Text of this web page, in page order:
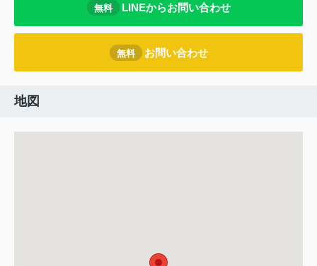
無料 LINEからお問い合わせ
無料 お問い合わせ
地図